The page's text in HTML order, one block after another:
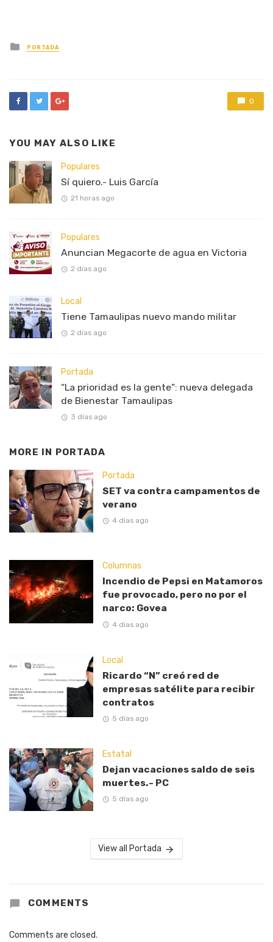
Posted
in
PORTADA
0
YOU MAY ALSO LIKE
Populares
Sí quiero.- Luis García
21 horas ago
Populares
Anuncian Megacorte de agua en Victoria
2 días ago
Local
Tiene Tamaulipas nuevo mando militar
2 días ago
Portada
“La prioridad es la gente”: nueva delegada
de Bienestar Tamaulipas
3 días ago
MORE IN PORTADA
Portada
SET va contra campamentos de
verano
4 días ago
Columnas
Incendio de Pepsi en Matamoros
fue provocado, pero no por el
narco: Govea
4 días ago
Local
Ricardo “N” creó red de
empresas satélite para recibir
contratos
5 días ago
Estatal
Dejan vacaciones saldo de seis
muertes.- PC
5 días ago
View all Portada
COMMENTS
Comments are closed.